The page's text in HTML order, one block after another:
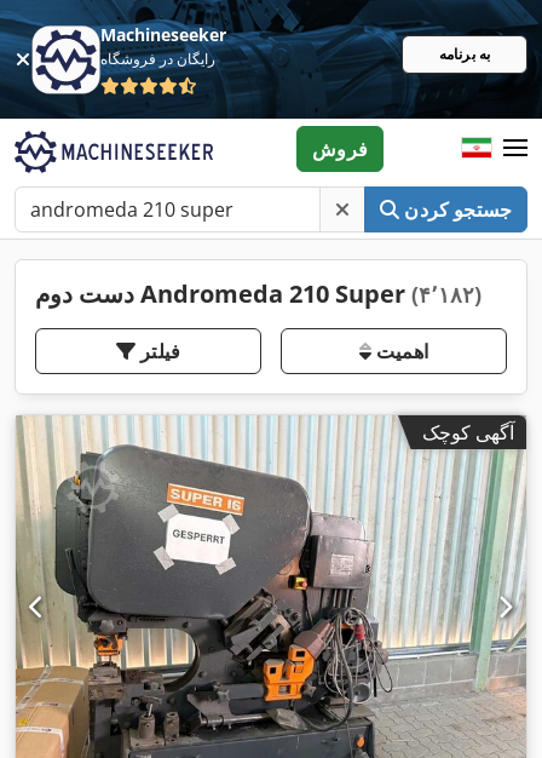
Machineseeker
رایگان در فروشگاه به برنامه
جستجو کردن
فروش
دست دوم Andromeda 210 Super (۴٬۱۸۲)
فیلتر اهمیت
آگهی کوچک